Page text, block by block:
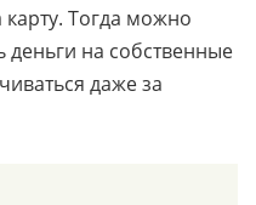
карту. Тогда можно
деньги на собственные
даже за